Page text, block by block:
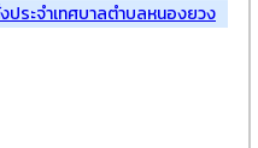
ประจำเทศบาลตำบลหนองยวง